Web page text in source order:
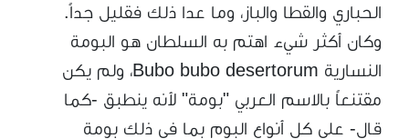
الحباري والقطا والباز، وما عدا ذلك فقليل جداً.
وكان أكثر شيء اهتم به السلطان هو البومة
النسارية Bubo bubo desertorum، ولم يكن
مقتنعاً بالاسم العربي "بومة" لأنه ينطبق -كما
قال- على كل أنواع البوم بما في ذلك بومة